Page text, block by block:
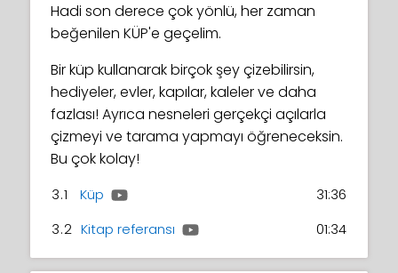
Hadi son derece çok yönlü, her zaman
beğenilen KÜP'e geçelim.
Bir küp kullanarak birçok şey çizebilirsin,
hediyeler, evler, kapılar, kaleler ve daha
fazlası! Ayrıca nesneleri gerçekçi açılarla
çizmeyi ve tarama yapmayı öğreneceksin.
Bu çok kolay!
3.1 Küp
31:36
3.2 Kitap referansı 01:34